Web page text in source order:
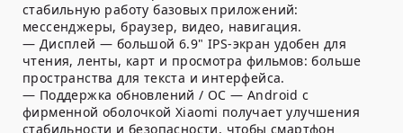
стабильную работу базовых приложений:
мессенджеры, браузер, видео, навигация.
— Дисплей — большой 6.9" IPS-экран удобен для
чтения, ленты, карт и просмотра фильмов: больше
пространства для текста и интерфейса.
— Поддержка обновлений / ОС — Android с
фирменной оболочкой Xiaomi получает улучшения
стабильности и безопасности, чтобы смартфон